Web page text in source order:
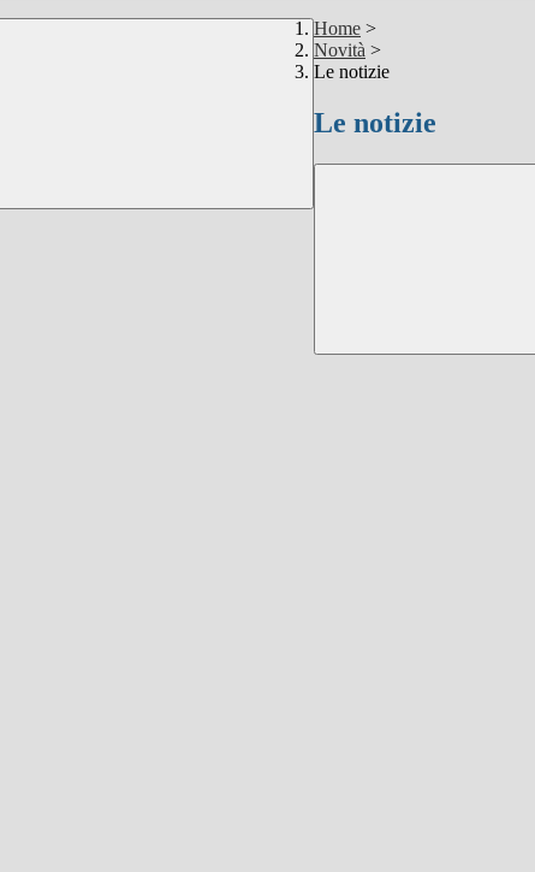
Home >
Novità >
Le notizie
Le notizie